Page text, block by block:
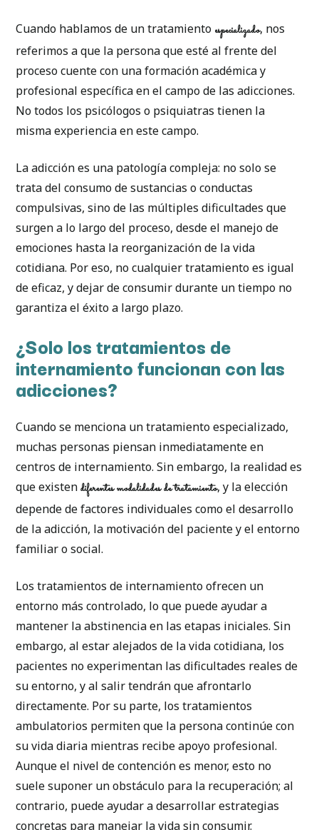
Cuando hablamos de un tratamiento especializado, nos
referimos a que la persona que esté al frente del
proceso cuente con una formación académica y
profesional específica en el campo de las adicciones.
No todos los psicólogos o psiquiatras tienen la
misma experiencia en este campo.
La adicción es una patología compleja: no solo se
trata del consumo de sustancias o conductas
compulsivas, sino de las múltiples dificultades que
surgen a lo largo del proceso, desde el manejo de
emociones hasta la reorganización de la vida
cotidiana. Por eso, no cualquier tratamiento es igual
de eficaz, y dejar de consumir durante un tiempo no
garantiza el éxito a largo plazo.
¿Solo los tratamientos de
internamiento funcionan con las
adicciones?
Cuando se menciona un tratamiento especializado,
muchas personas piensan inmediatamente en
centros de internamiento. Sin embargo, la realidad es
que existendiferentes modalidades de tratamiento, y la elección
depende de factores individuales como el desarrollo
de la adicción, la motivación del paciente y el entorno
familiar o social.
Los tratamientos de internamiento ofrecen un
entorno más controlado, lo que puede ayudar a
mantener la abstinencia en las etapas iniciales. Sin
embargo, al estar alejados de la vida cotidiana, los
pacientes no experimentan las dificultades reales de
su entorno, y al salir tendrán que afrontarlo
directamente. Por su parte, los tratamientos
ambulatorios permiten que la persona continúe con
su vida diaria mientras recibe apoyo profesional.
Aunque el nivel de contención es menor, esto no
suele suponer un obstáculo para la recuperación; al
contrario, puede ayudar a desarrollar estrategias
concretas para manejar la vida sin consumir.